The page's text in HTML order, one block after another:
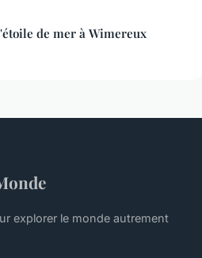
de mer à Wimereux
explorer le monde autrement